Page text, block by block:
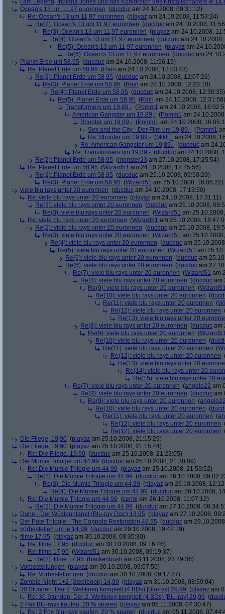
I am Legend, Indiana Jones und das Königreich des Kristallschädels je
Ocean's 13 um 11,97 euronnen (ducduc am 24.10.2008, 09:31:12)
Re: Ocean's 13 um 11,97 euronnen (playaz am 24.10.2008, 11:53:24)
Re(2): Ocean's 13 um 11,97 euronnen (ducduc am 24.10.2008,
Re(3): Ocean's 13 um 11,97 euronnen (playaz am 24.10.2008,
Re(4): Ocean's 13 um 11,97 euronnen (ducduc am
Re(5): Ocean's 13 um 11,97 euronnen (playaz am
Re(6): Ocean's 13 um 11,97 euronnen (ducduc am
Planet Erde um 58,95 (ducduc am 24.10.2008, 11:56:19)
Re: Planet Erde um 58,95 (Rain am 24.10.2008, 12:03:43)
Re(2): Planet Erde um 58,95 (ducduc am 24.10.2008, 12:07:26)
Re(3): Planet Erde um 58,95 (Rain am 24.10.2008, 12:23:10)
Re(4): Planet Erde um 58,95 (ducduc am 24.10.2008, 12:30:35)
Re(5): Planet Erde um 58,95 (Rain am 24.10.2008, 12:31:58)
Transformers um 19,89,- (Pomm1 am 24.10.2008,
American Gangster um 19,89,- (Pomm1 am
Shooter um 19,89,- (Pomm1 am 24.10.2008,
Sex and the City - Der Film um 19,89,- (Pomm1
Re: Shooter um 19,89,- (MikE_
am 24.10.2008,
Re: American Gangster um 19,89,- (ducduc am
Re: Transformers um 19,89,- (ducduc am 24.10.2008,
Re(2): Planet Erde um 58,95 (monster23 am 27.10.2008, 17:25:54)
Re: Planet Erde um 58,95 (Wizard51 am 24.10.2008, 18:25:56)
Re(2): Planet Erde um 58,95 (ducduc am 25.10.2008, 09:50:29)
Re(3): Planet Erde um 58,95 (Wizard51 am 25.10.2008, 18:05:22)
viele blu rays unter 20 euronnen (ducduc am 24.10.2008, 17:13:50)
Re: viele blu rays unter 20 euronnen (playaz am 24.10.2008, 17:31:11)
Re(2): viele blu rays unter 20 euronnen (ducduc am 25.10.2008,
Re(3): viele blu rays unter 20 euronnen (Wizard51 am
Re: viele blu rays unter 20 euronnen (Wizard51 am 25.10.2008,
Re(2): viele blu rays unter 20 euronnen (ducduc am 25.10.2008,
Re(3): viele blu rays unter 20 euronnen (Wizard51 am
Re(4): viele blu rays unter 20 euronnen (ducduc am
Re(5): viele blu rays unter 20 euronnen (Wizard51 am
Re(6): viele blu rays unter 20 euronnen (ducduc am
Re(6): viele blu rays unter 20 euronnen (ducduc am
Re(7): viele blu rays unter 20 euronnen (Wizard51 am
Re(8): viele blu rays unter 20 euronnen (ducduc am
Re(9): viele blu rays unter 20 euronnen (
Re(10): viele blu rays unter 20 euronnen (
Re(11): viele blu rays unter 20 euronnen (
Re(12): viele blu rays unter 20 euronnen
Re(13): viele blu rays unter 20
Re(8): viele blu rays unter 20 euronnen (ducduc am
Re(9): viele blu rays unter 20 euronnen (
Re(10): viele blu rays unter 20 euronnen (
Re(11): viele blu rays unter 20 euronnen (
Re(12): viele blu rays unter 20 euronnen
Re(13): viele blu rays unter 20
Re(14): viele blu rays unter 20
Re(15): viele blu rays unter 20
Re(7): viele blu rays unter 20 euronnen (angelo22 am
Re(8): viele blu rays unter 20 euronnen (ducduc am
Re(9): viele blu rays unter 20 euronnen (
Re(10): viele blu rays unter 20 euronnen (
Re(11): viele blu rays unter 20 euronnen (
Re(12): viele blu rays unter 20 euronnen
Re(12): viele blu rays unter 20 euronnen
Die Fliege, 19,90 (playaz am 25.10.2008, 21:15:29)
Die Fliege, 19,90 (playaz am 25.10.2008, 21:15:44)
Re: Die Fliege, 19,90 (ducduc am 25.10.2008, 21:23:05)
Die Mumie Trilogie um 44,99 (ducduc am 25.10.2008, 21:38:09)
Re: Die Mumie Trilogie um 44,99 (playaz am 25.10.2008, 21:59:52)
Re(2): Die Mumie Trilogie um 44,99 (ducduc am 26.10.2008,
Re(3): Die Mumie Trilogie um 44,99 (playaz am 26.10.2008,
Re(4): Die Mumie Trilogie um 44,99 (ducduc am 26.10.2008,
Re: Die Mumie Trilogie um 44,99 (cermi am 26.10.2008, 11:07:12)
Re(2): Die Mumie Trilogie um 44,99 (ducduc am 27.10.2008,
Dune - Der Wüstenplanet (Blu-ray Disc) 13,95 (playaz am 27.10.2008,
Der Pate Trilogie - The Coppola Restoration 48,95 (ducduc am
vorbestellen um je 14,99 (ducduc am 29.10.2008, 19:42:19)
filme 17,95 (playaz am 30.10.2008, 08:35:30)
Re: filme 17,95 (ducduc am 30.10.2008, 09:16:46)
Re: filme 17,95 (Wizard51 am 30.10.2008, 09:19:37)
Re(2): filme 17,95 (hackenbush am 03.11.2008, 23:29:36)
Vorbestellungen (playaz am 30.10.2008, 09:07:50)
Re: Vorbestellungen (ducduc am 30.10.2008, 09:17:37)
Zombie Night 1+2 (Steelbook) 14,99 (playaz am 31.10.2008, 08:59:04)
30 Stunden: Der 2. Weltkrieg komplett (4 BDs) [Blu-ray] 29,99 (playaz am
Re: 30 Stunden: Der 2. Weltkrieg komplett (4 BDs) [Blu-ray] 29,99 (
2 Fox Blu-rays kaufen, 20 % sparen (playaz am 05.11.2008, 07:30:47)
Re: 2 Fox Blu-rays kaufen, 20 % sparen (ducduc am 05.11.2008,